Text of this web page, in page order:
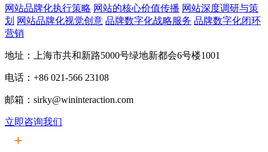
网站品牌化执行策略 网站的核心价值传播 网站深度调研与策
划 网站品牌化视觉创意 品牌数字化战略服务 品牌数字化闭环
营销
地址：上海市共和新路5000号绿地新都会6号楼1001
电话：+86 021-566 23108
邮箱：sirky@wininteraction.com
立即咨询我们